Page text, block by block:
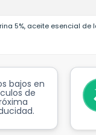
5%, aceite esencial
bajos en
de